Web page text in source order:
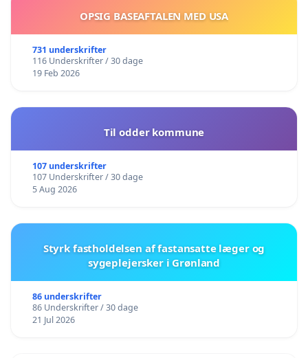
OPSIG BASEAFTALEN MED USA
731 underskrifter
116 Underskrifter / 30 dage
19 Feb 2026
Til odder kommune
107 underskrifter
107 Underskrifter / 30 dage
5 Aug 2026
Styrk fastholdelsen af fastansatte læger og
sygeplejersker i Grønland
86 underskrifter
86 Underskrifter / 30 dage
21 Jul 2026